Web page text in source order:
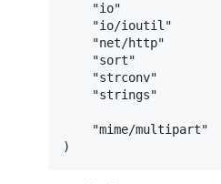
    "io"
    "io/ioutil"
    "net/http"
    "sort"
    "strconv"
    "strings"
    "mime/multipart"
)